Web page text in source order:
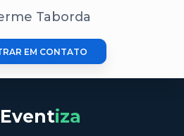
Taborda
EM CONTATO
Eventiza